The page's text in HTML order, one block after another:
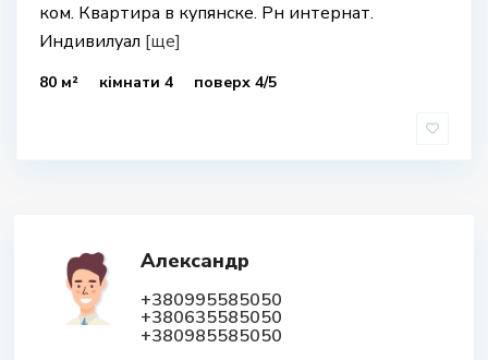
ком. Квартира в купянске. Рн интернат.
Индивилуал [ще]
80 м² кімнати 4 поверх 4/5
Александр
+380995585050
+380635585050
+380985585050